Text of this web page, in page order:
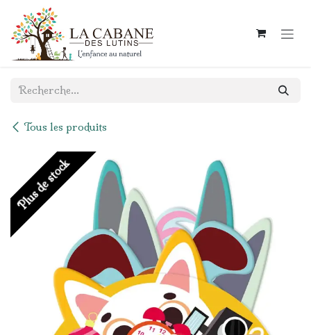
Se rendre au contenu
Tous les produits
Plus de stock